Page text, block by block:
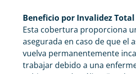
Beneficio por Invalidez
Esta cobertura proporciona
asegurada en caso de que el
vuelva permanentemente
trabajar debido a una